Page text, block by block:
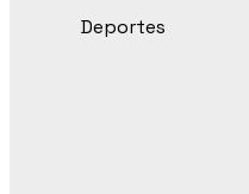
Deportes